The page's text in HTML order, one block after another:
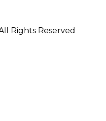
Rights Reserved